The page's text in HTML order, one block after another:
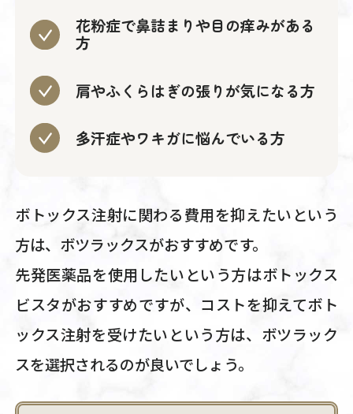
花粉症で鼻詰まりや目の痒みがある
方
肩やふくらはぎの張りが気になる方
多汗症やワキガに悩んでいる方
ボトックス注射に関わる費用を抑えたいという
方は、ボツラックスがおすすめです。
先発医薬品を使用したいという方はボトックス
ビスタがおすすめですが、コストを抑えてボト
ックス注射を受けたいという方は、ボツラック
スを選択されるのが良いでしょう。